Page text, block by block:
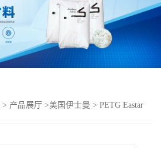
> 产品展厅 >美国伊士曼 > PETG Eastar